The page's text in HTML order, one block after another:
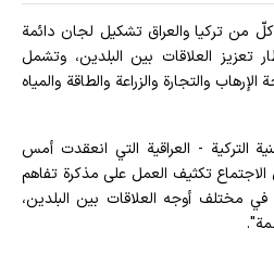
كلّ من تركيا والعراق تشكيل لجان دائمة
تعزيز العلاقات بين البلدين، وتشمل
والتجارة والزراعة والطاقة والمياه
التركية - العراقية التي انعقدت أمس
تكثيف العمل على مذكرة تفاهم
مختلف أوجه العلاقات بين البلدين،